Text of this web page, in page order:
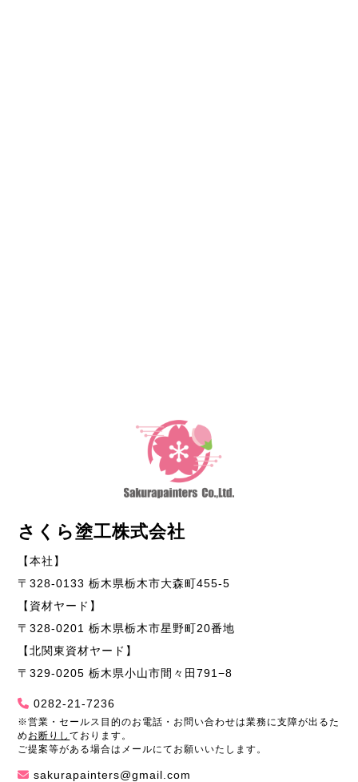
さくら塗工株式会社
【本社】
〒328-0133 栃木県栃木市大森町455-5
【資材ヤード】
〒328-0201 栃木県栃木市星野町20番地
【北関東資材ヤード】
〒329-0205 栃木県小山市間々田791−8
0282-21-7236
※営業・セールス目的のお電話・お問い合わせは業務に支障が出るた
め お断りしております。
ご提案等がある場合はメールにてお願いいたします。
sakurapainters@gmail.com